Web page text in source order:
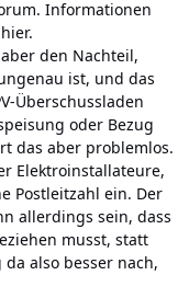
Informationen
hier.
den Nachteil,
ist, und das
Überschussladen
oder Bezug
das aber problemlos.
Elektroinstallateure,
Postleitzahl ein. Der
allerdings sein, dass
musst, statt
also besser nach,